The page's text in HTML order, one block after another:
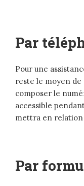
Par
Pour une
reste le moyen de
composer le
accessible
mettra en relation
Par